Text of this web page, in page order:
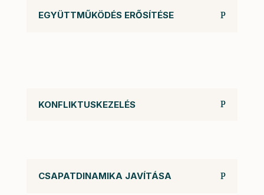
EGYÜTTMŰKÖDÉS ERŐSÍTÉSE
KONFLIKTUSKEZELÉS
CSAPATDINAMIKA JAVÍTÁSA